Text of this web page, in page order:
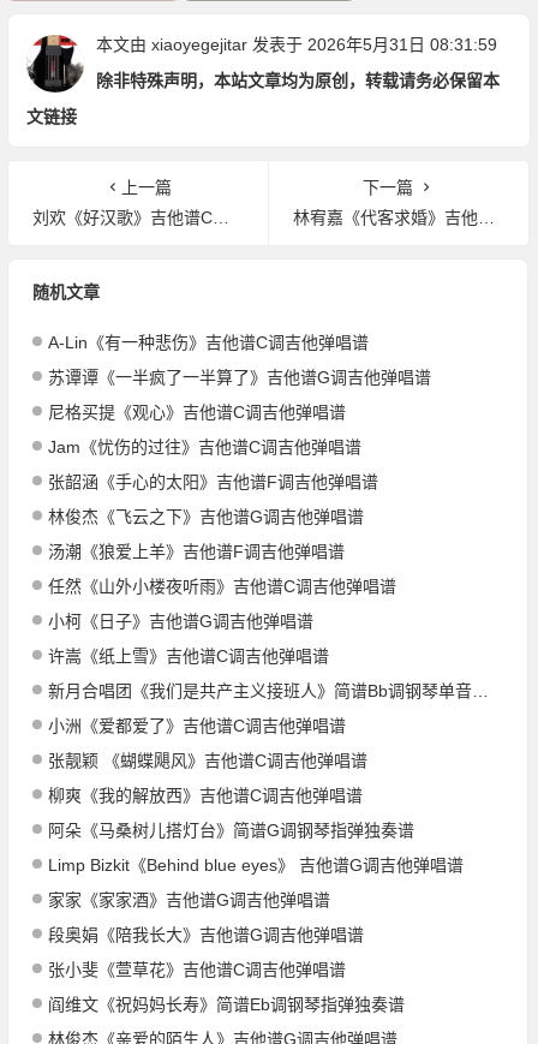
本文由 xiaoyegejitar发表于 2026年5月31日 08:31:59
除非特殊声明，本站文章均为原创，转载请务必保留本
文链接
上一篇
刘欢《好汉歌》吉他谱C调吉他弹唱谱
下一篇
林宥嘉《代客求婚》吉他谱C调吉他弹唱谱
随机文章
A-Lin《有一种悲伤》吉他谱C调吉他弹唱谱
苏谭谭《一半疯了一半算了》吉他谱G调吉他弹唱谱
尼格买提《观心》吉他谱C调吉他弹唱谱
Jam《忧伤的过往》吉他谱C调吉他弹唱谱
张韶涵《手心的太阳》吉他谱F调吉他弹唱谱
林俊杰《飞云之下》吉他谱G调吉他弹唱谱
汤潮《狼爱上羊》吉他谱F调吉他弹唱谱
任然《山外小楼夜听雨》吉他谱C调吉他弹唱谱
小柯《日子》吉他谱G调吉他弹唱谱
许嵩《纸上雪》吉他谱C调吉他弹唱谱
新月合唱团《我们是共产主义接班人》简谱Bb调钢琴单音独奏谱
小洲《爱都爱了》吉他谱C调吉他弹唱谱
张靓颖 《蝴蝶飓风》吉他谱C调吉他弹唱谱
柳爽《我的解放西》吉他谱C调吉他弹唱谱
阿朵《马桑树儿搭灯台》简谱G调钢琴指弹独奏谱
Limp Bizkit《Behind blue eyes》 吉他谱G调吉他弹唱谱
家家《家家酒》吉他谱G调吉他弹唱谱
段奥娟《陪我长大》吉他谱G调吉他弹唱谱
张小斐《萱草花》吉他谱C调吉他弹唱谱
阎维文《祝妈妈长寿》简谱Eb调钢琴指弹独奏谱
林俊杰《亲爱的陌生人》吉他谱G调吉他弹唱谱